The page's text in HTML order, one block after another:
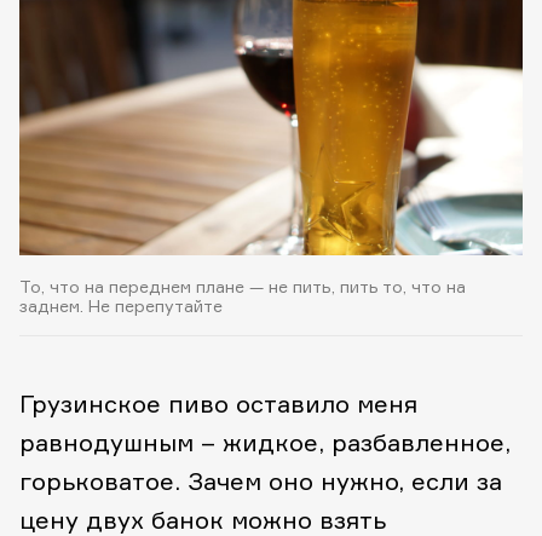
То, что на переднем плане — не пить, пить то, что на
заднем. Не перепутайте
Грузинское пиво оставило меня
равнодушным – жидкое, разбавленное,
горьковатое. Зачем оно нужно, если за
цену двух банок можно взять